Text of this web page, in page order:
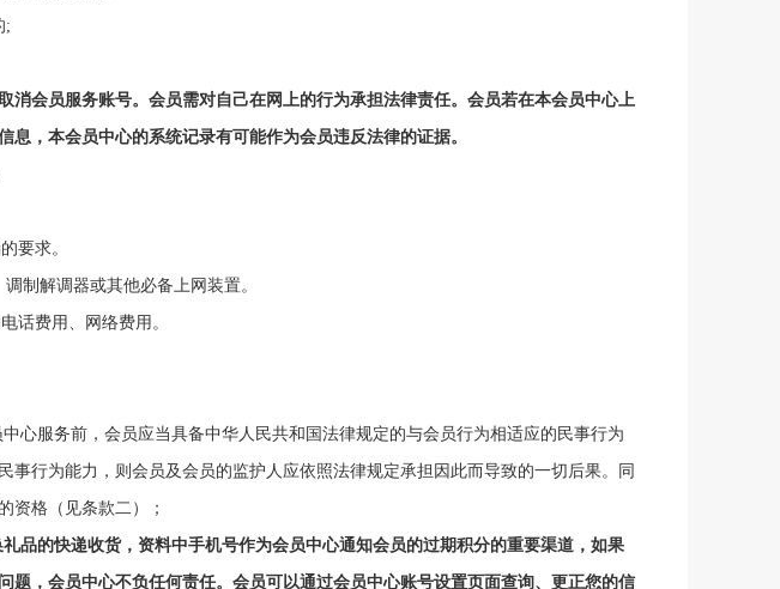
;
消会员服务账号。会员需对自己在网上的行为承担法律责任。会员若在本会员中心上
息，本会员中心的系统记录有可能作为会员违反法律的证据。
要求。
制解调器或其他必备上网装置。
话费用 、 网络费用。
心服务前， 会员应当具备中华人民共和国法律规定的与会员行为相适应的民事行为
事行为能力，则 会员及会员的监护人应依照法律规定承担因此而导致的一切后果。同
资格（见条款二）；
品的快递收货，资料中手机号作为会员中心通知会员的过期积分的重要渠道，如果
题，会员中心不负任何责任。 会员可以通过会员中心账号设置页面查询、更正您的信